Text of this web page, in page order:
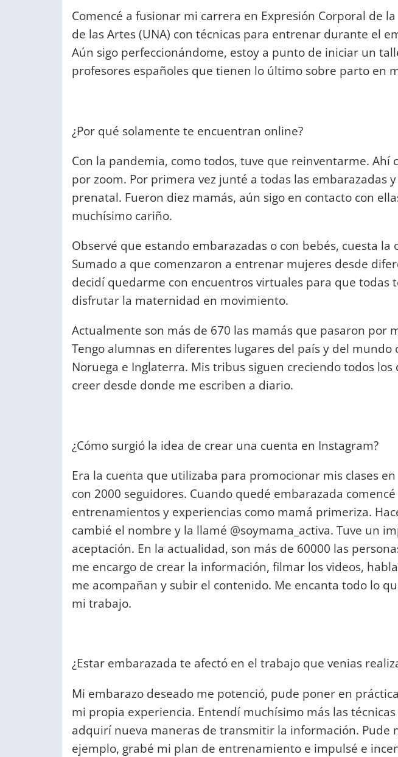
Comencé a fusionar mi carrera en Expresión Corporal de
de las Artes (UNA) con técnicas para entrenar durante el
Aún sigo perfeccionándome, estoy a punto de iniciar un
profesores españoles que tienen lo último sobre parto en
¿Por qué solamente te encuentran online?
Con la pandemia, como todos, tuve que reinventarme. Ahí
por zoom. Por primera vez junté a todas las embarazadas
prenatal. Fueron diez mamás, aún sigo en contacto con
muchísimo cariño.
Observé que estando embarazadas o con bebés, cuesta la
Sumado a que comenzaron a entrenar mujeres desde
decidí quedarme con encuentros virtuales para que todas
disfrutar la maternidad en movimiento.
Actualmente son más de 670 las mamás que pasaron por
Tengo alumnas en diferentes lugares del país y del mundo
Noruega e Inglaterra. Mis tribus siguen creciendo todos
creer desde donde me escriben a diario.
¿Cómo surgió la idea de crear una cuenta en Instagram?
Era la cuenta que utilizaba para promocionar mis clases
con 2000 seguidores. Cuando quedé embarazada
entrenamientos y experiencias como mamá primeriza.
cambié el nombre y la llamé @soymama_activa. Tuve un
aceptación. En la actualidad, son más de 60000 las
me encargo de crear la información, filmar los videos,
me acompañan y subir el contenido. Me encanta todo lo
mi trabajo.
¿Estar embarazada te afectó en el trabajo que venias
Mi embarazo deseado me potenció, pude poner en
mi propia experiencia. Entendí muchísimo más las
adquirí nueva maneras de transmitir la información. Pude
ejemplo, grabé mi plan de entrenamiento e impulsé e